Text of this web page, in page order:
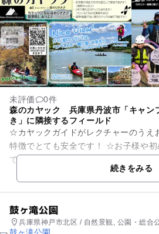
未評価
0件
森のカヤック 兵庫県丹波市「キャン
き」に隣接するフィールド
☆カヤックガイドがレクチャーのうえ
特徴でとても安全です！ ☆お子様や初
できます！（身長95cm以上、但し、
続きをみる
鼓ヶ滝公園
兵庫県神戸市北区 / 自然景観, 公園・総合